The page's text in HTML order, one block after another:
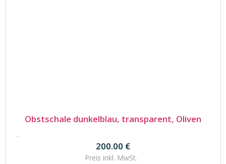
Obstschale dunkelblau, transparent, Oliven
200.00 €
200.00 €
Preis inkl. MwSt.